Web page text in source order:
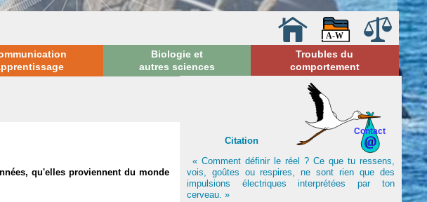
Biologie et
autres sciences
Troubles du
comportement
qu'elles proviennent du monde
Contact
Citation
« Comment définir le réel ? Ce que tu ressens,
vois, goûtes ou respires, ne sont rien que des
impulsions électriques interprétées par ton
cerveau. »